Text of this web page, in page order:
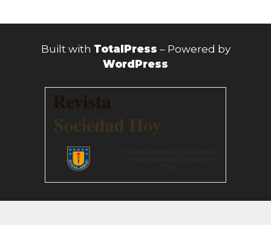
Built with TotalPress – Powered by
WordPress